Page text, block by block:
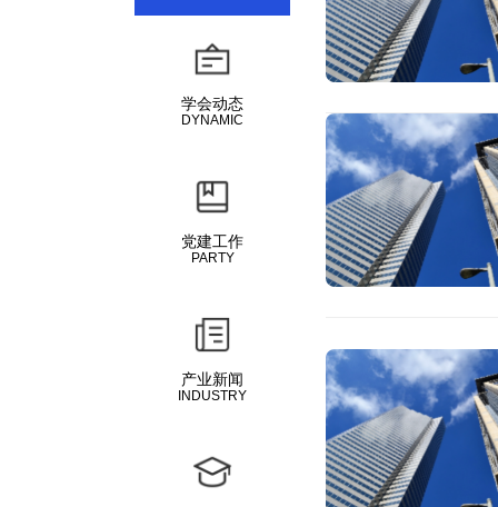
学会动态
DYNAMIC
党建工作
PARTY
产业新闻
INDUSTRY